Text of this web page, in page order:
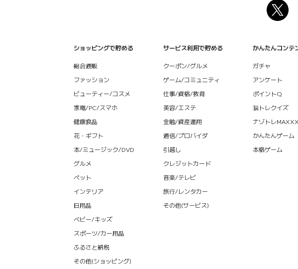
ショッピングで貯める
総合通販
ファッション
ビューティー/コスメ
家電/PC/スマホ
健康食品
花・ギフト
本/ミュージック/DVD
グルメ
ペット
インテリア
日用品
ベビー/キッズ
スポーツ/カー用品
ふるさと納税
その他(ショッピング)
サービス利用で貯める
クーポン/グルメ
ゲーム/コミュニティ
仕事/資格/教育
美容/エステ
金融/資産運用
通信/プロバイダ
引越し
クレジットカード
音楽/テレビ
旅行/レンタカー
その他(サービス)
かんたんコンテ
ガチャ
アンケート
ポイントQ
脳トレクイズ
ナゾトレMAXXX
かんたんゲーム
本格ゲーム